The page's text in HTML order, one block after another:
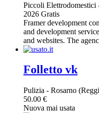
Piccoli Elettrodomestici
2026 Gratis
Framer development
and development
and websites. The
Folletto vk
Pulizia - Rosarno
50.00 €
Nuova mai usata